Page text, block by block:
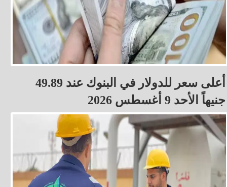
أعلى سعر للدولار في البنوك عند 49.89
جنيهاً الأحد 9 أغسطس 2026